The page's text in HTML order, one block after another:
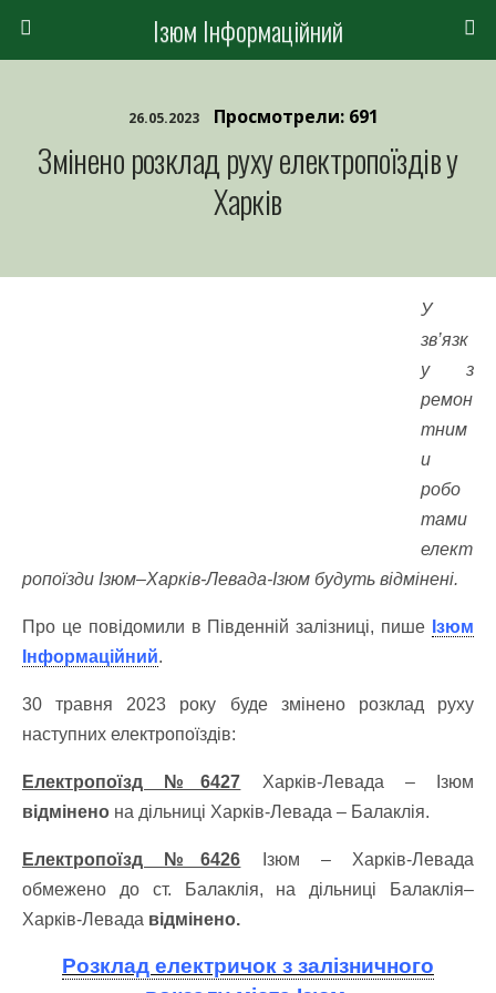
Ізюм Інформаційний
26.05.2023 Просмотрели: 691
Змінено розклад руху електропоїздів у
Харків
У
зв’язк
у з
ремон
тним
и
робо
тами
елект
ропоїзди Ізюм–Харків-Левада-Ізюм будуть відмінені.
Про це повідомили в Південній залізниці, пише Ізюм
Інформаційний.
30 травня 2023 року буде змінено розклад руху
наступних електропоїздів:
Електропоїзд №6427 Харків-Левада – Ізюм
відмінено на дільниці Харків-Левада – Балаклія.
Електропоїзд №6426 Ізюм – Харків-Левада
обмежено до ст. Балаклія, на дільниці Балаклія–
Харків-Левада відмінено.
Розклад електричок з залізничного